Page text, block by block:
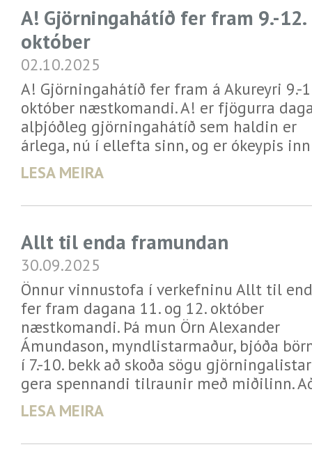
A! Gjörningahátíð fer fram 9.-12.
október
02.10.2025
A! Gjörningahátíð fer fram á Akureyri 9.-
október næstkomandi. A! er fjögurra
alþjóðleg gjörningahátíð sem haldin er
árlega, nú í ellefta sinn, og er ókeypis
LESA MEIRA
Allt til enda framundan
30.09.2025
Önnur vinnustofa í verkefninu Allt til
fer fram dagana 11. og 12. október
næstkomandi. Þá mun Örn Alexander
Ámundason, myndlistarmaður, bjóða
í 7.-10. bekk að skoða sögu
gera spennandi tilraunir með miðilinn.
LESA MEIRA